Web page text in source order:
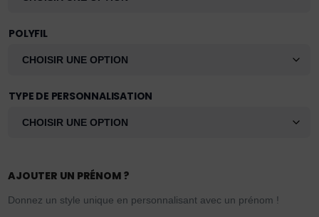
POLYFIL
TYPE DE PERSONNALISATION
AJOUTER UN PRÉNOM ?
Donnez un style unique en personnalisant avec un prénom !